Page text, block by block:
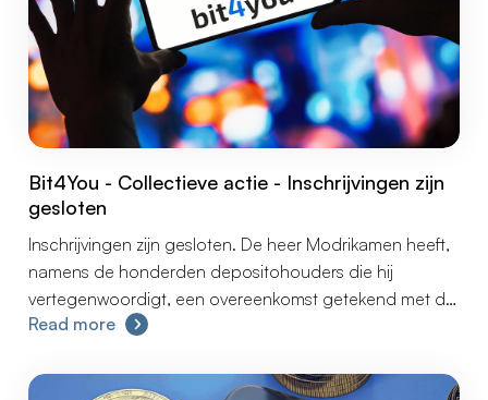
Bit4You - Collectieve actie - Inschrijvingen zijn
gesloten
Inschrijvingen zijn gesloten. De heer Modrikamen heeft,
namens de honderden depositohouders die hij
vertegenwoordigt, een overeenkomst getekend met de
voormalige directeuren en aandeelhouders van
depositohouders.
Read more